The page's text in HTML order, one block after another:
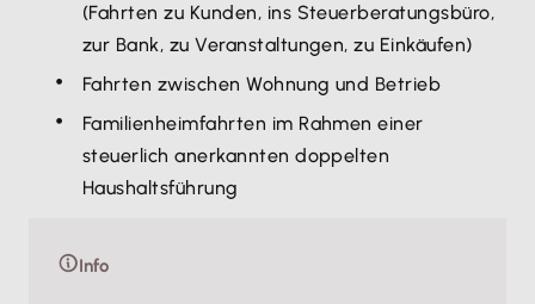
(Fahrten zu Kunden, ins Steuerberatungsbüro,
zur Bank, zu Veranstaltungen, zu Einkäufen)
Fahrten zwischen Wohnung und Betrieb
Familienheimfahrten im Rahmen einer
steuerlich anerkannten doppelten
Haushaltsführung
Info